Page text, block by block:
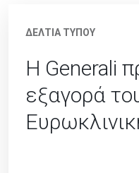
ΔΕΛΤΙΑ ΤΥΠΟΥ
H Generali
εξαγορά